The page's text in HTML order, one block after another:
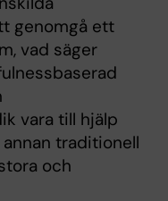
genomgå ett
vad säger
vara till hjälp
traditionell
och